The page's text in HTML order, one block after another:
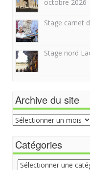
octobre 2026
Stage carnet
Stage nord
Archive du site
Archive
du
Catégories
Catégories